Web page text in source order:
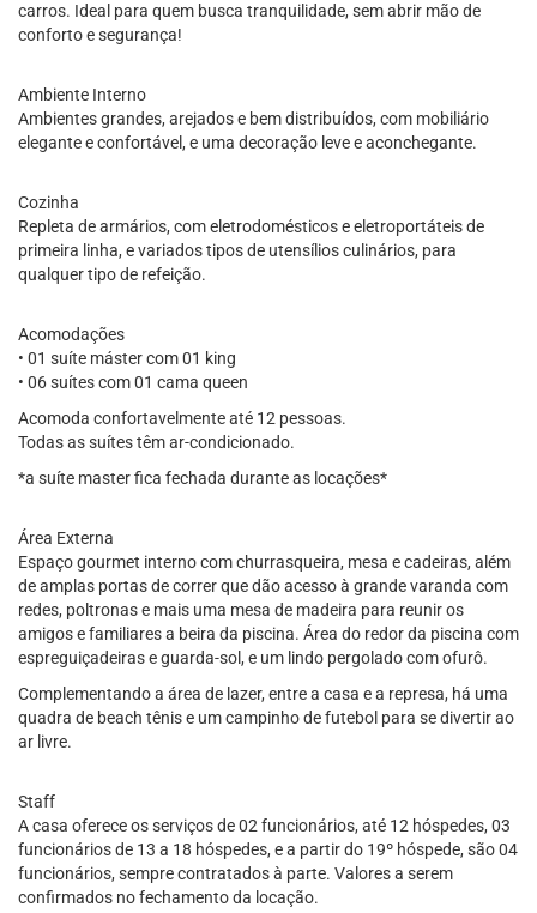
carros. Ideal para quem busca tranquilidade, sem abrir mão de
conforto e segurança!
Ambiente Interno
Ambientes grandes, arejados e bem distribuídos, com mobiliário
elegante e confortável, e uma decoração leve e aconchegante.
Cozinha
Repleta de armários, com eletrodomésticos e eletroportáteis de
primeira linha, e variados tipos de utensílios culinários, para
qualquer tipo de refeição.
Acomodações
• 01 suíte máster com 01 king
• 06 suítes com 01 cama queen
Acomoda confortavelmente até 12 pessoas.
Todas as suítes têm ar-condicionado.
*a suíte master fica fechada durante as locações*
Área Externa
Espaço gourmet interno com churrasqueira, mesa e cadeiras, além
de amplas portas de correr que dão acesso à grande varanda com
redes, poltronas e mais uma mesa de madeira para reunir os
amigos e familiares a beira da piscina. Área do redor da piscina com
espreguiçadeiras e guarda-sol, e um lindo pergolado com ofurô.
Complementando a área de lazer, entre a casa e a represa, há uma
quadra de beach tênis e um campinho de futebol para se divertir ao
ar livre.
Staff
A casa oferece os serviços de 02 funcionários, até 12 hóspedes, 03
funcionários de 13 a 18 hóspedes, e a partir do 19º hóspede, são 04
funcionários, sempre contratados à parte. Valores a serem
confirmados no fechamento da locação.